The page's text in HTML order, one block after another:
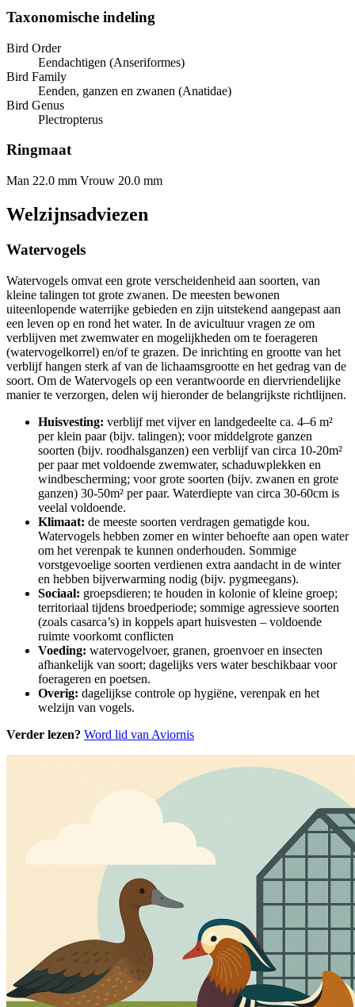
Taxonomische indeling
Bird Order
Eendachtigen (Anseriformes)
Bird Family
Eenden, ganzen en zwanen (Anatidae)
Bird Genus
Plectropterus
Ringmaat
Man 22.0 mm Vrouw 20.0 mm
Welzijnsadviezen
Watervogels
Watervogels omvat een grote verscheidenheid aan soorten, van
kleine talingen tot grote zwanen. De meesten bewonen
uiteenlopende waterrijke gebieden en zijn uitstekend aangepast aan
een leven op en rond het water. In de avicultuur vragen ze om
verblijven met zwemwater en mogelijkheden om te foerageren
(watervogelkorrel) en/of te grazen. De inrichting en grootte van het
verblijf hangen sterk af van de lichaamsgrootte en het gedrag van de
soort. Om de Watervogels op een verantwoorde en diervriendelijke
manier te verzorgen, delen wij hieronder de belangrijkste richtlijnen.
Huisvesting: verblijf met vijver en landgedeelte ca. 4–6 m²
per klein paar (bijv. talingen); voor middelgrote ganzen
soorten (bijv. roodhalsganzen) een verblijf van circa 10-20m²
per paar met voldoende zwemwater, schaduwplekken en
windbescherming; voor grote soorten (bijv. zwanen en grote
ganzen) 30-50m² per paar. Waterdiepte van circa 30-60cm is
veelal voldoende.
Klimaat: de meeste soorten verdragen gematigde kou.
Watervogels hebben zomer en winter behoefte aan open water
om het verenpak te kunnen onderhouden. Sommige
vorstgevoelige soorten verdienen extra aandacht in de winter
en hebben bijverwarming nodig (bijv. pygmeegans).
Sociaal: groepsdieren; te houden in kolonie of kleine groep;
territoriaal tijdens broedperiode; sommige agressieve soorten
(zoals casarca’s) in koppels apart huisvesten – voldoende
ruimte voorkomt conflicten
Voeding: watervogelvoer, granen, groenvoer en insecten
afhankelijk van soort; dagelijks vers water beschikbaar voor
foerageren en poetsen.
Overig: dagelijkse controle op hygiëne, verenpak en het
welzijn van vogels.
Verder lezen? Word lid van Aviornis